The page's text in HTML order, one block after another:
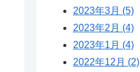
2023年3月 (5)
2023年2月 (4)
2023年1月 (4)
2022年12月 (2)